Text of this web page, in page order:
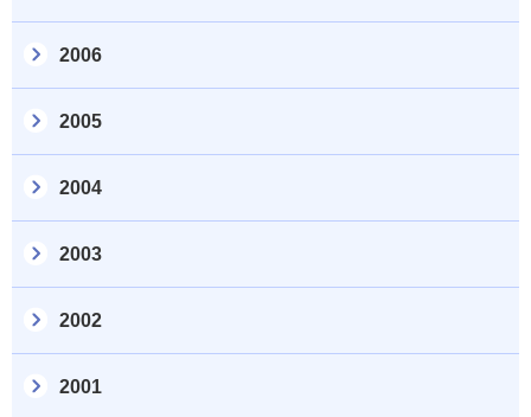
2006
2005
2004
2003
2002
2001